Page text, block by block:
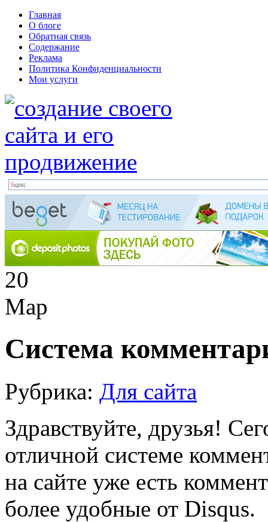
Главная
О блоге
Обратная связь
Содержание
Реклама
Политика Конфиденциальности
Мои услуги
20
Мар
Система
Рубрика: Для сайта
Здравствуйте, друзья!
отличной системе
на сайте уже есть
более удобные от Disqus.